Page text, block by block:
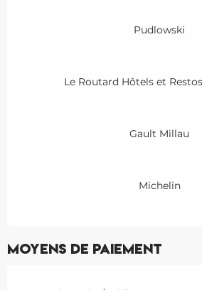
Pudlowski
Le Routard Hôtels et
Gault Millau
Michelin
Moyens de paiement